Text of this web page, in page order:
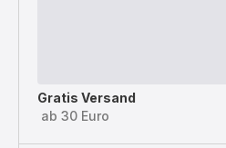
Gratis Versand
ab 30 Euro